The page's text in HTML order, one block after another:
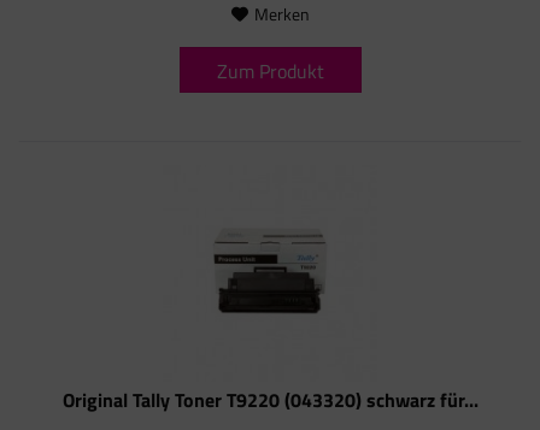
Merken
Zum Produkt
Original Tally Toner T9220 (043320) schwarz für...